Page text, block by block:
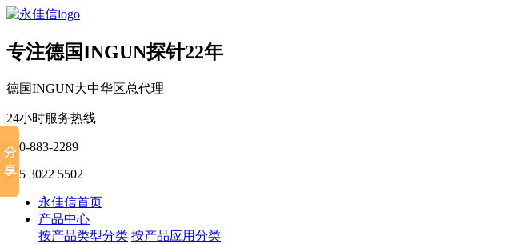
专注德国INGUN探针22年
德国INGUN大中华区总代理
24小时服务热线
400-883-2289
135 3022 5502
永佳信首页
产品中心
按产品类型分类 按产品应用分类